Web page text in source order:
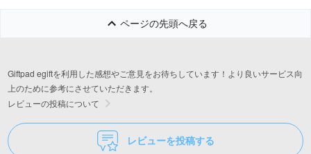
ページの先頭へ戻る
Giftpad egiftを利用した感想やご意見をお待ちしています！より良いサービス向
上のために参考にさせていただきます。
レビューの投稿について
レビューを投稿する